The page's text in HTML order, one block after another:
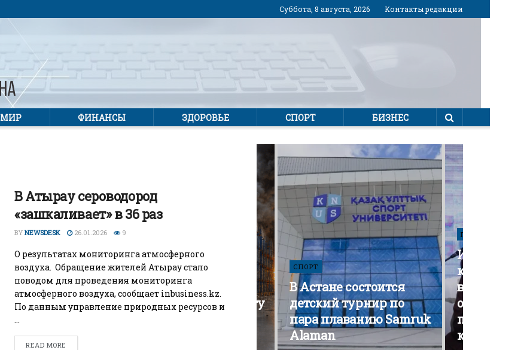
Суббота, 8 августа, 2026 Контакты редакции
МИР ФИНАНСЫ ЗДОРОВЬЕ СПОРТ БИЗНЕС
В Атырау сероводород
«зашкаливает» в 36 раз
BY NEWSDESK 26.01.2026 9
О результатах мониторинга атмосферного
воздуха. Обращение жителей Атырау стало
поводом для проведения мониторинга
атмосферного воздуха, сообщает inbusiness.kz.
По данным управление природных ресурсов и
...
READ MORE
БИЗНЕС
Wildberries начал охоту
СПОРТ
В Астане состоится
детский турнир по
пара плаванию Samruk
Alaman
ПОЛИТИКА
кампания
вышла на
открытой